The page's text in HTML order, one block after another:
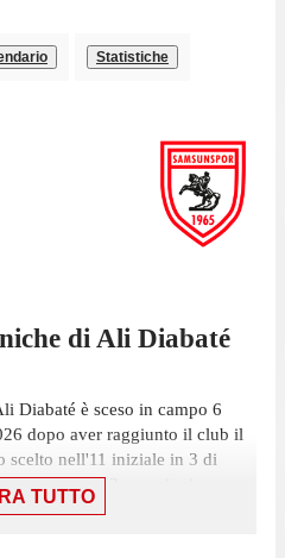
Statistiche
di Ali Diabaté
Diabaté è sceso in campo 6
dopo aver raggiunto il club il
scelto nell'11 iniziale in 3 di
in corso in 3 occasioni.
TUTTO